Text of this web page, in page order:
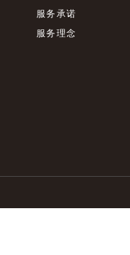
服务承诺
服务理念